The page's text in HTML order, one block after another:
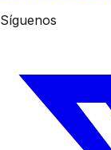
Síguenos